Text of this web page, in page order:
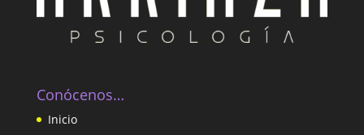
Conócenos…
Inicio